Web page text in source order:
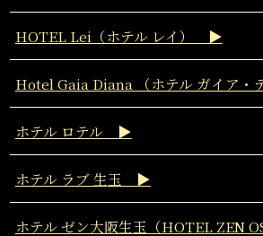
HOTEL Lei（ホテル レイ） ▶
Hotel Gaia Diana （ホテル ガイア
ホテル ロテル ▶
ホテル ラブ 生玉 ▶